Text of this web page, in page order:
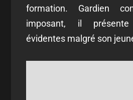
formation. Gardien
imposant, il
évidentes malgré son